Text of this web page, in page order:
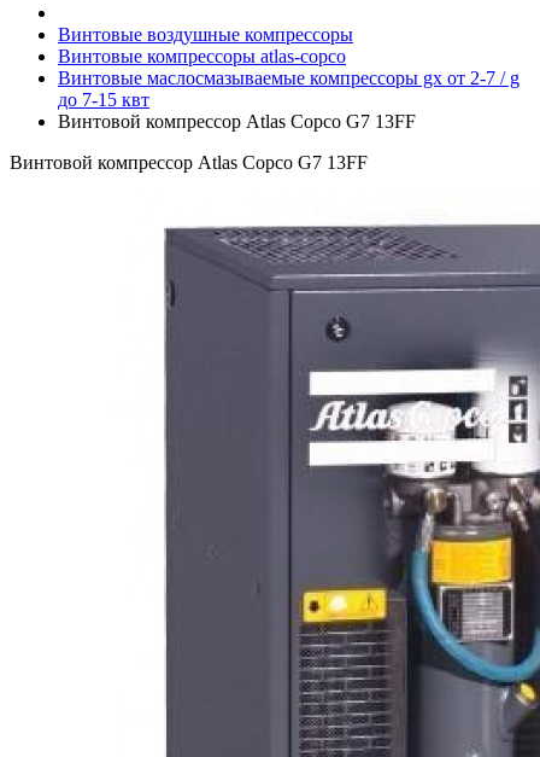
Винтовые воздушные компрессоры
Винтовые компрессоры atlas-copco
Винтовые маслосмазываемые компрессоры gx от 2-7 / g
до 7-15 квт
Винтовой компрессор Atlas Copco G7 13FF
Винтовой компрессор Atlas Copco G7 13FF